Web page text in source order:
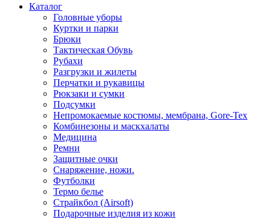
Каталог
Головные уборы
Куртки и парки
Брюки
Тактическая Обувь
Рубахи
Разгрузки и жилеты
Перчатки и рукавицы
Рюкзаки и сумки
Подсумки
Непромокаемые костюмы, мембрана, Gore-Tex
Комбинезоны и маскхалаты
Медицина
Ремни
Защитные очки
Снаряжение, ножи.
Футболки
Термо белье
Страйкбол (Airsoft)
Подарочные изделия из кожи